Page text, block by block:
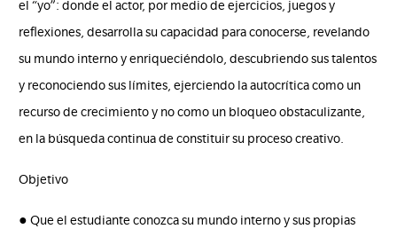
el “yo”: donde el actor, por medio de ejercicios, juegos y
reflexiones, desarrolla su capacidad para conocerse, revelando
su mundo interno y enriqueciéndolo, descubriendo sus talentos
y reconociendo sus límites, ejerciendo la autocrítica como un
recurso de crecimiento y no como un bloqueo obstaculizante,
en la búsqueda continua de constituir su proceso creativo.
Objetivo
● Que el estudiante conozca su mundo interno y sus propias